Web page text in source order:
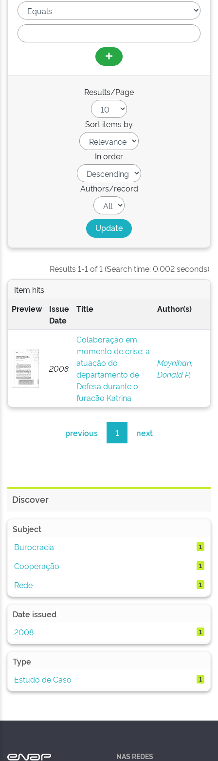
Results/Page
Sort items by
In order
Authors/record
Results 1-1 of 1 (Search time: 0.002 seconds).
Item hits:
Preview
Issue
Date
Title Author(s)
2008
Colaboração em
momento de crise: a
atuação do
departamento de
Defesa durante o
furacão Katrina
Moynihan,
Donald P.
previous 1 next
Discover
Subject
Burocracia
1
Cooperação 1
Rede 1
Date issued
2008
1
Type
Estudo de Caso
1
NAS REDES